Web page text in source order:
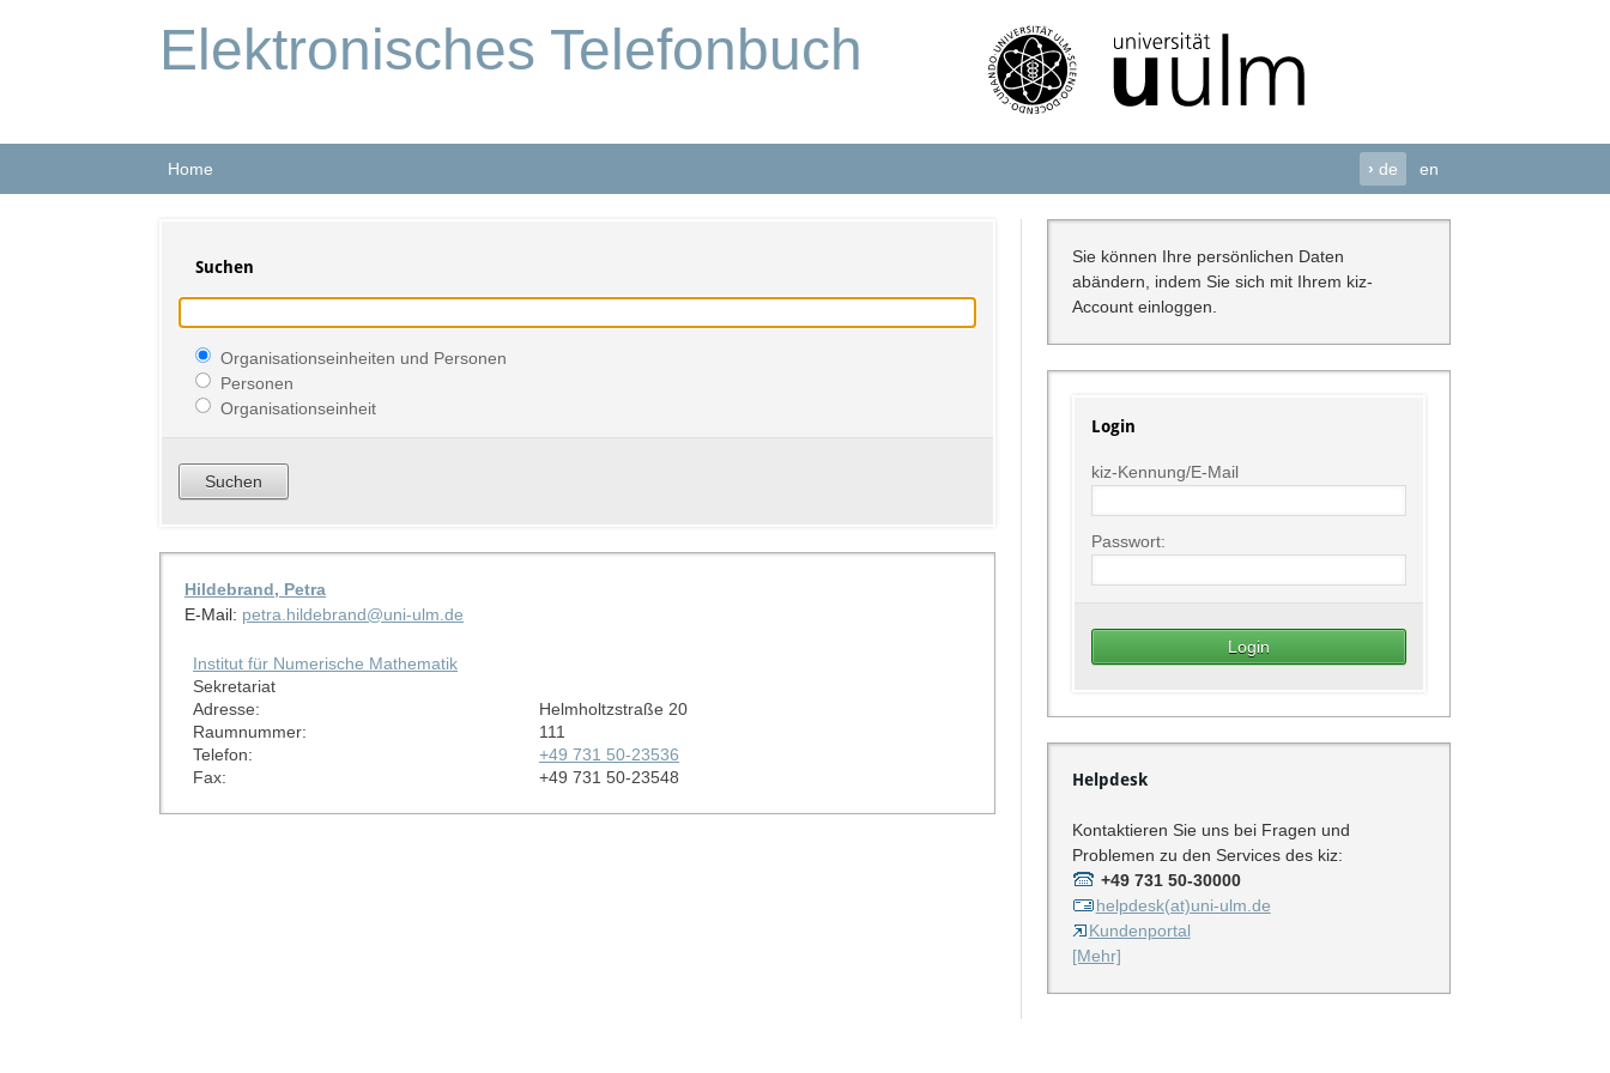
Elektronisches Telefonbuch
Home › de en
Suchen
Organisationseinheiten und Personen
Personen
Organisationseinheit
Hildebrand, Petra
E-Mail: petra.hildebrand@uni-ulm.de
Institut für Numerische Mathematik
Sekretariat
Adresse:
Helmholtzstraße 20
Raumnummer:
111
Telefon:
+49 731 50-23536
Fax:
+49 731 50-23548
Sie können Ihre persönlichen Daten
abändern, indem Sie sich mit Ihrem kiz-
Account einloggen.
Login
kiz-Kennung/E-Mail
Passwort:
Helpdesk
Kontaktieren Sie uns bei Fragen und
Problemen zu den Services des kiz:
+49 731 50-30000
helpdesk(at)uni-ulm.de
Kundenportal
[Mehr]